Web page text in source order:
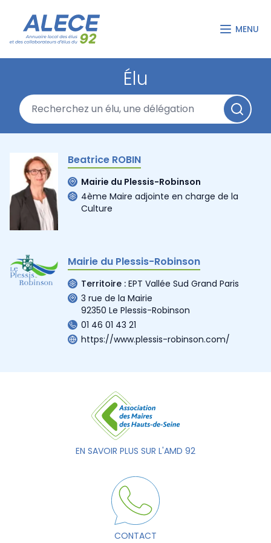
MENU
Élu
Beatrice ROBIN
Mairie du Plessis-Robinson
4ème Maire adjointe en charge de la
Culture
Mairie du Plessis-Robinson
Territoire : EPT Vallée Sud Grand Paris
3 rue de la Mairie
92350 Le Plessis-Robinson
01 46 01 43 21
https://www.plessis-robinson.com/
EN SAVOIR PLUS SUR L'AMD 92
CONTACT